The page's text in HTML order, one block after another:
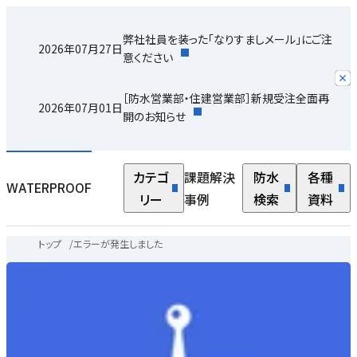
2026年07月27日
弊社社員を装った「なりすましメール」にご注
意ください
2026年07月01日
［防水営業部・住建営業部］新規受注全面再
開のお知らせ
WATERPROOF
カテゴ
リー
課題解決
事例
防水
検索
各種
資料
トップ /エラーが発生しました